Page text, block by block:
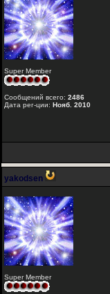
Super Member
Сообщений всего: 2486
Дата рег-ции: Нояб. 2010
yakodsen
Super Member